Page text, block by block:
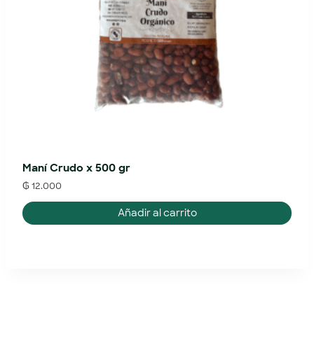
Maní Crudo x 500 gr
₲12.000
Añadir al carrito